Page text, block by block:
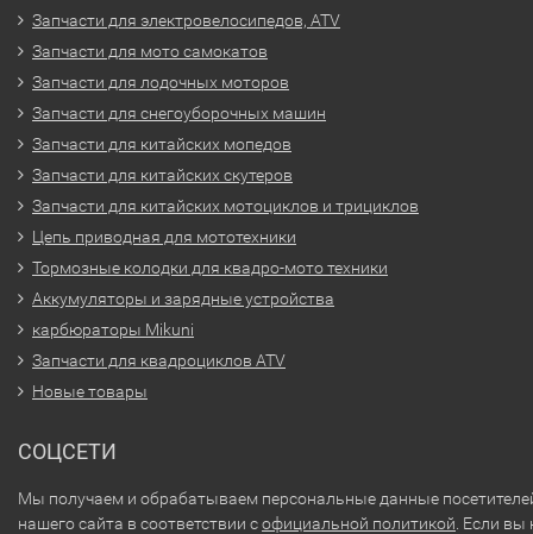
Запчасти для электровелосипедов, ATV
Запчасти для мото самокатов
Запчасти для лодочных моторов
Запчасти для снегоуборочных машин
Запчасти для китайских мопедов
Запчасти для китайских скутеров
Запчасти для китайских мотоциклов и трициклов
Цепь приводная для мототехники
Тормозные колодки для квадро-мото техники
Аккумуляторы и зарядные устройства
карбюраторы Mikuni
Запчасти для квадроциклов ATV
Новые товары
СОЦСЕТИ
Мы получаем и обрабатываем персональные данные
нашего сайта в соответствии софициальной политикой . Если вы